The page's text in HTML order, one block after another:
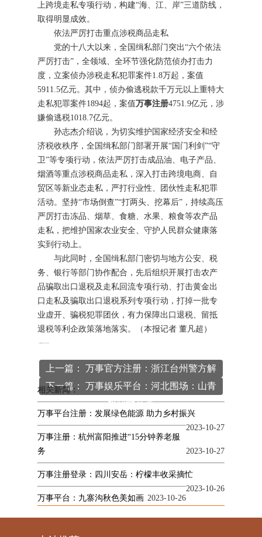
上跨境走私专项行动，构建“海、江、岸”三道防线，
取得明显成效。
依法严厉打击重点涉税商品走私
党的十八大以来，全国缉私部门突出“六个依法
严厉打击”，全领域、全环节强化防范侦办打击力
度，立案侦办涉税走私犯罪案件1.8万起，案值
5911.5亿元。其中，侦办偷逃税款千万元以上重特大
走私犯罪案件1894起，案值万事注册4751.9亿元，涉
嫌偷逃税1018.7亿元。
孙志杰介绍说，为切实维护国家经济安全和经
济税收秩序，全国缉私部门部署开展“国门利剑”“守
卫”等专项行动，依法严厉打击成品油、电子产品、
烟酒等重点涉税商品走私，深入打击跨境电商、自
贸区等新业态走私，严打行业性、团伙性走私犯罪
活动。坚持“市场倒查”“打两头、挖幕后”，持续高压
严厉打击冻品、烟草、食糖、水果、粮食等农产品
走私，把维护国家农业安全、守护人民群众健康落
实到行动上。
与此同时，全国缉私部门密切与地方公安、税
务、银行等部门协作配合，先后组织开展打击农产
品骗取出口退税及走私回流专项行动、打击黄金出
口走私及骗取出口退税系列专项行动，打掉一批专
业虚开、骗税犯罪团伙，有力保障出口退税、留抵
退税等利企政策落地落实。（本报记者 董凡超）
上一篇： 万事官方注册：浙江台州警方解
码暑期“诈骗套路” 警惕学生沦为洗钱“工
具人”
下一篇： 万事娱乐平台：河北围场：山青
水绿菌菇香
相关新闻：
万事平台注册：发展绿色能源 助力乡村振兴
2023-10-27
万事注册：杭州富阳推进“15分钟养老服
务
2023-10-27
万事注册登录：四川安岳：柠檬丰收采摘忙
2023-10-26
万事平台：九寨沟秋色美如画 2023-10-26